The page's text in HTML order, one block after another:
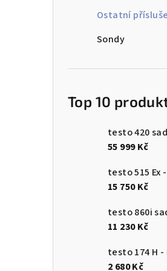
Ostatní
Sondy
Top 10
55 999 Kč
15 750 Kč
11 230 Kč
2 680 Kč